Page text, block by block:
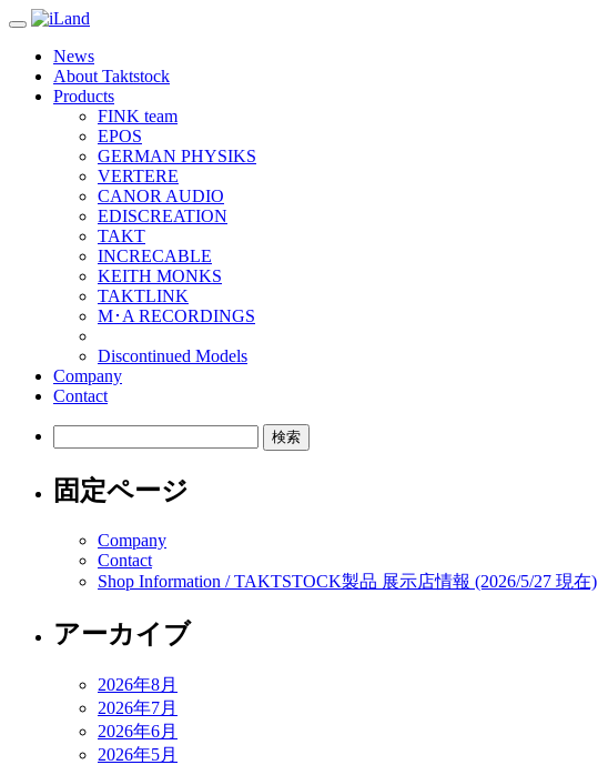
Toggle
navigationNews
About Taktstock
Products
FINK team
EPOS
GERMAN PHYSIKS
VERTERE
CANOR AUDIO
EDISCREATION
TAKT
INCRECABLE
KEITH MONKS
TAKTLINK
M･A RECORDINGS
Discontinued Models
Company
Contact
固定ページ
Company
Contact
Shop Information / TAKTSTOCK製品 展示店情報 (2026/5/27 現在)
アーカイブ
2026年8月
2026年7月
2026年6月
2026年5月